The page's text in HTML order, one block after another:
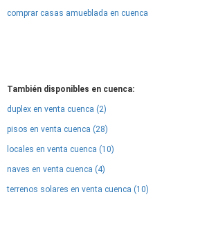
comprar casas amueblada en cuenca
También disponibles en cuenca:
duplex en venta cuenca (2)
pisos en venta cuenca (28)
locales en venta cuenca (10)
naves en venta cuenca (4)
terrenos solares en venta cuenca (10)